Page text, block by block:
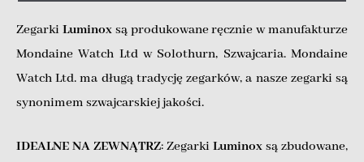
Zegarki Luminoxsą produkowane ręcznie w manufakturze
Mondaine Watch Ltd w Solothurn, Szwajcaria. Mondaine
Watch Ltd. ma długą tradycję zegarków, a nasze zegarki są
synonimem szwajcarskiej jakości.
IDEALNE NA ZEWNĄTRZ: Zegarki Luminox są zbudowane,